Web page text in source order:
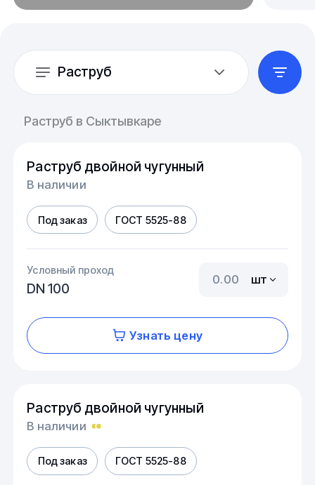
Раструб
Раструб в Сыктывкаре
Раструб двойной чугунный
В наличии
Под заказ ГОСТ 5525-88
Условный проход
DN 100
шт
Узнать цену
Раструб двойной чугунный
В наличии
Под заказ ГОСТ 5525-88